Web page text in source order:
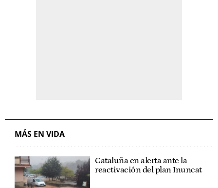
MÁS EN VIDA
Cataluña en alerta ante la
reactivación del plan Inuncat